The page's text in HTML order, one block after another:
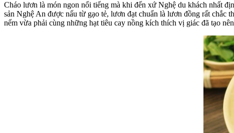
Cháo lươn là món ngon nổi tiếng mà khi đến xứ Nghệ du khách nhất
sản Nghệ An được nấu từ gạo tẻ, lươn đạt chuẩn là lươn đồng rất chắc
nếm vừa phải cùng những hạt tiêu cay nồng kích thích vị giác đã tạo